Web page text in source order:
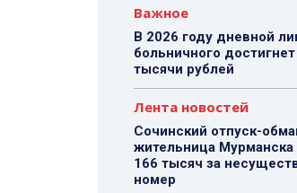
Важное
В 2026 году дневной
больничного
тысячи рублей
Лента новостей
Сочинский отпуск-
жительница Мурманска
166 тысяч за
номер